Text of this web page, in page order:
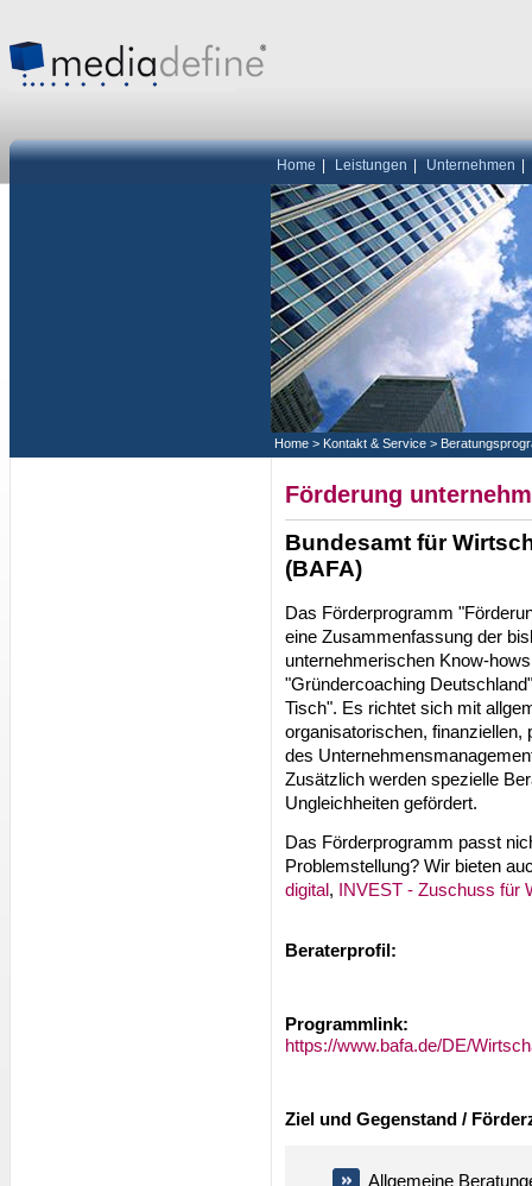
Home Leistungen Unternehmen
Home > Kontakt & Service >
Förderung
Bundesamt für
(BAFA)
Das Förderprogramm
eine Zusammenfassung der
unternehmerischen Know-
"Gründercoaching
Tisch". Es richtet sich mit
organisatorischen, finanziellen,
des
Zusätzlich werden spezielle
Ungleichheiten gefördert.
Das Förderprogramm passt
Problemstellung? Wir bieten
digital, INVEST - Zuschuss für
Beraterprofil:
Programmlink:
https://www.bafa.de/DE/
Ziel und Gegenstand /
Allgemeine